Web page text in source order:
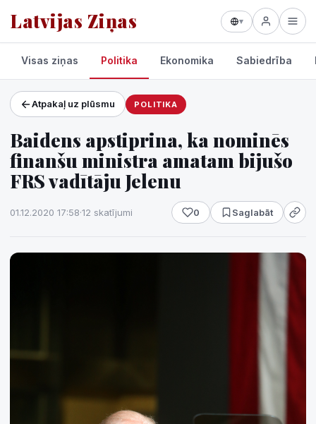
Latvijas Ziņas ▾
Projekti un pakalpojumi
Laikapstākļi
Visas ziņas Politika Ekonomika Sabiedrība
Atpakaļ uz plūsmu POLITIKA
Baidens apstiprina, ka nominēs
finanšu ministra amatam bijušo
FRS vadītāju Jelenu
01.12.2020 17:58·12 skatījumi 0 Saglabāt